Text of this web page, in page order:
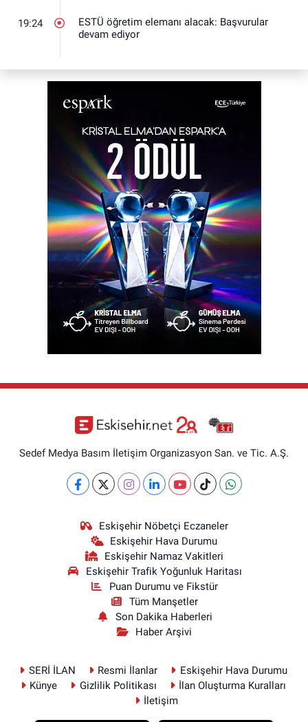
19:24
ESTÜ öğretim elemanı alacak: Başvurular
devam ediyor
Sedef Medya Basım İletişim Organizasyon San. ve Tic. A.Ş.
Eskişehir Nöbetçi Eczaneler
Eskişehir Hava Durumu
Eskişehir Namaz Vakitleri
Eskişehir Trafik Yoğunluk Haritası
Puan Durumu ve Fikstür
Tüm Manşetler
Son Dakika Haberleri
Haber Arşivi
SERİ İLAN Resmi İlanlar
Eskişehir Hava Durumu
Künye
Gizlilik Politikası
İlan Oluşturma Kuralları
İletişim